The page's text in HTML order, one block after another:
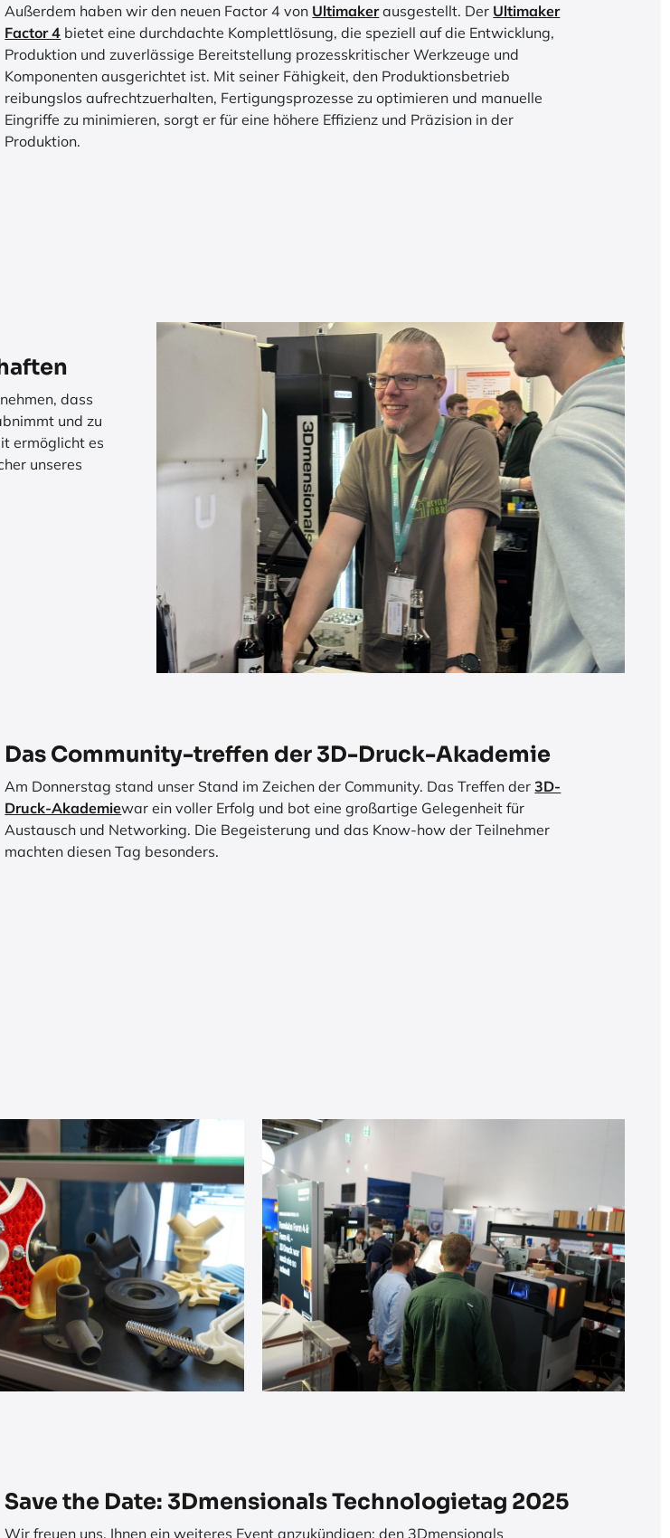
Außerdem haben wir den neuen Factor 4 von Ultimakerausgestellt. Der Ultimaker
Factor 4 bietet eine durchdachte Komplettlösung, die speziell auf die Entwicklung,
Produktion und zuverlässige Bereitstellung prozesskritischer Werkzeuge und
Komponenten ausgerichtet ist. Mit seiner Fähigkeit, den Produktionsbetrieb
reibungslos aufrechtzuerhalten, Fertigungsprozesse zu optimieren und manuelle
Eingriffe zu minimieren, sorgt er für eine höhere Effizienz und Präzision in der
Produktion.
dass
und zu
ermöglicht es
unseres
Das Community-treffen der 3D-Druck-Akademie
Am Donnerstag stand unser Stand im Zeichen der Community. Das Treffen der3D-
Druck-Akademiewar ein voller Erfolg und bot eine großartige Gelegenheit für
Austausch und Networking. Die Begeisterung und das Know-how der Teilnehmer
machten diesen Tag besonders.
Save the Date: 3Dmensionals Technologietag 2025
Wir freuen uns, Ihnen ein weiteres Event anzukündigen: den 3Dmensionals